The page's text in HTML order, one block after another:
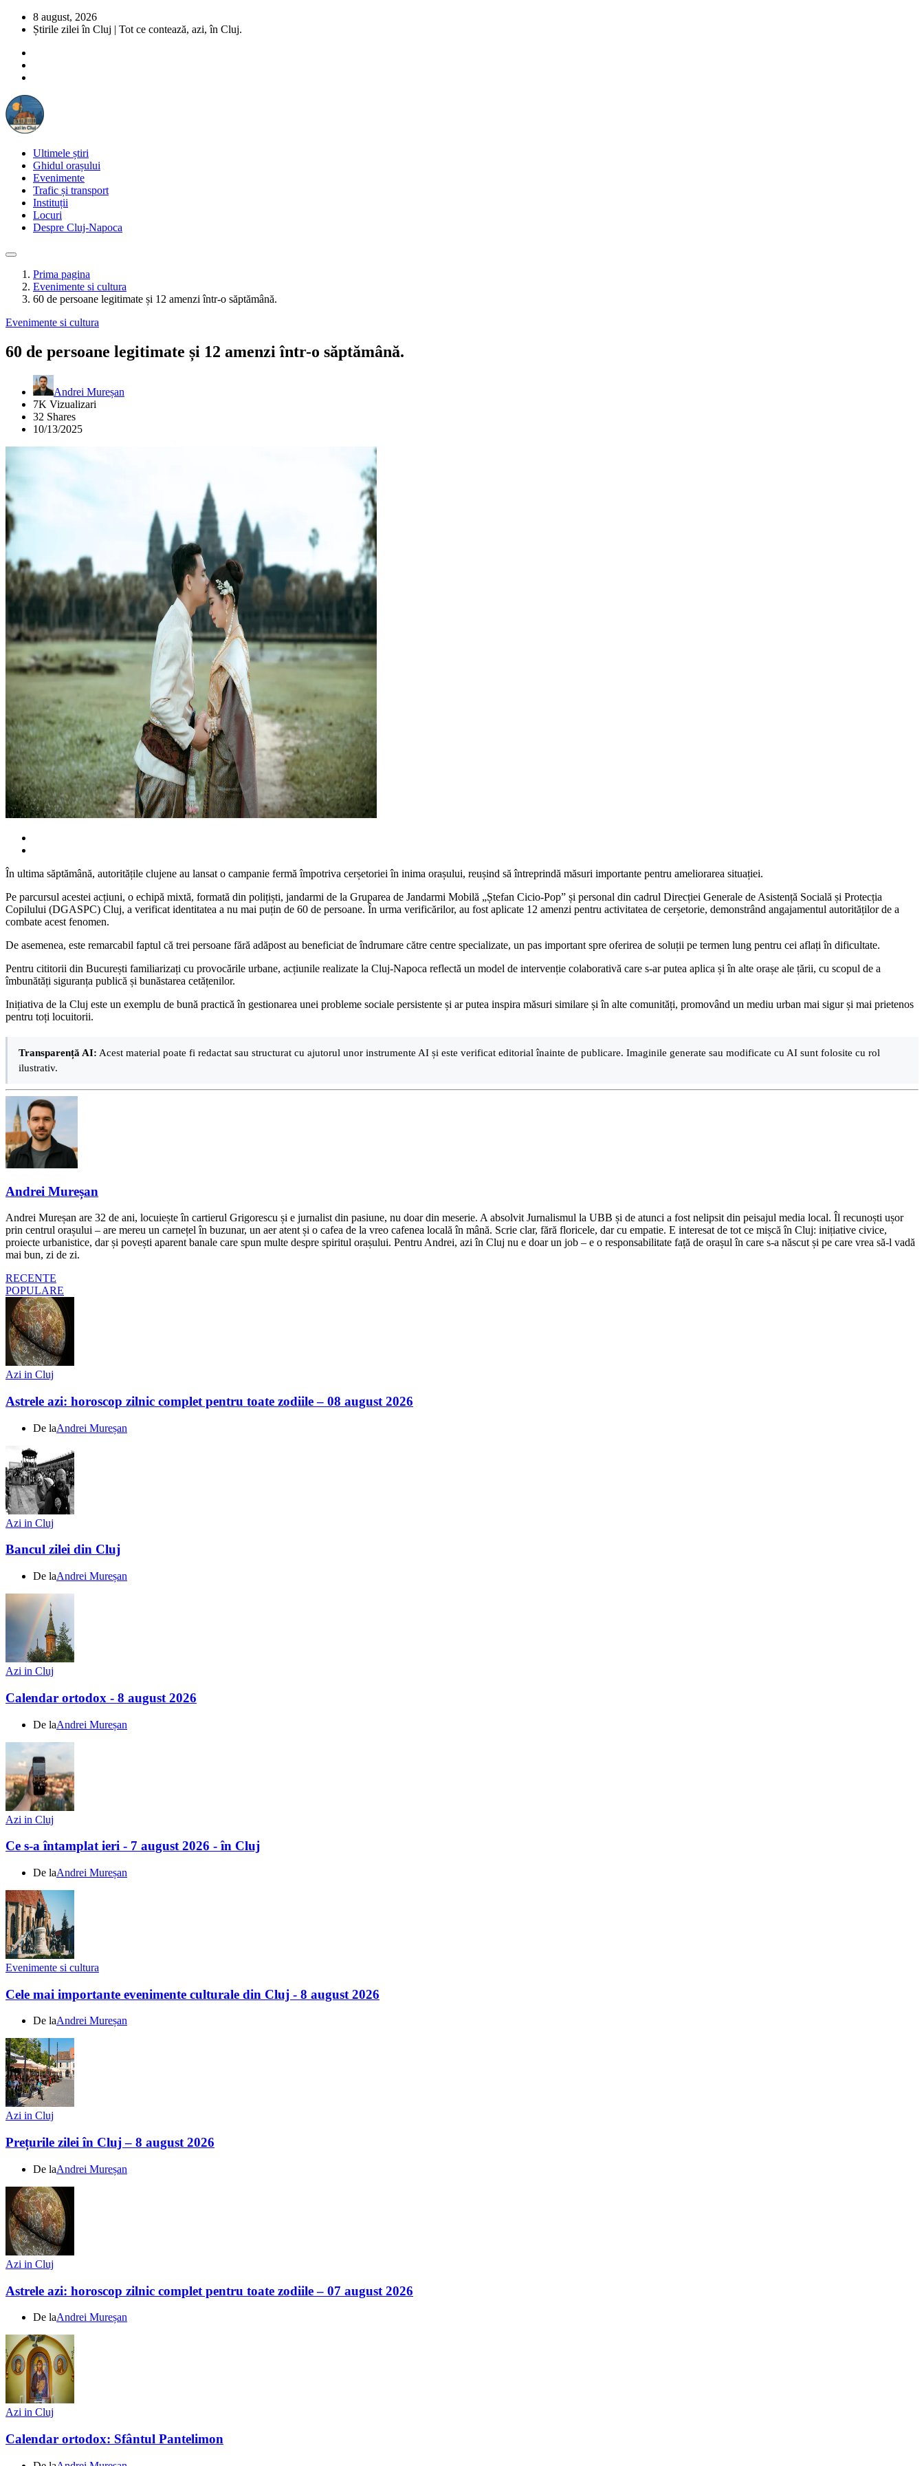
8 august, 2026
Știrile zilei în Cluj | Tot ce contează, azi, în Cluj.
Ultimele știri
Ghidul orașului
Evenimente
Trafic și transport
Instituții
Locuri
Despre Cluj-Napoca
Prima pagina
Evenimente si cultura
60 de persoane legitimate și 12 amenzi într-o săptămână.
Evenimente si cultura
60 de persoane legitimate și 12 amenzi într-o săptămână.
Andrei Mureșan
7K Vizualizari
32 Shares
10/13/2025
În ultima săptămână, autoritățile clujene au lansat o campanie fermă împotriva cerșetoriei în inima orașului, reușind să întreprindă măsuri importante pentru ameliorarea situației.
Pe parcursul acestei acțiuni, o echipă mixtă, formată din polițiști, jandarmi de la Gruparea de Jandarmi Mobilă „Ștefan Cicio-Pop” și personal din cadrul Direcției Generale de Asistență Socială și Protecția
Copilului (DGASPC) Cluj, a verificat identitatea a nu mai puțin de 60 de persoane. În urma verificărilor, au fost aplicate 12 amenzi pentru activitatea de cerșetorie, demonstrând angajamentul autorităților de a
combate acest fenomen.
De asemenea, este remarcabil faptul că trei persoane fără adăpost au beneficiat de îndrumare către centre specializate, un pas important spre oferirea de soluții pe termen lung pentru cei aflați în dificultate.
Pentru cititorii din București familiarizați cu provocările urbane, acțiunile realizate la Cluj-Napoca reflectă un model de intervenție colaborativă care s-ar putea aplica și în alte orașe ale țării, cu scopul de a
îmbunătăți siguranța publică și bunăstarea cetățenilor.
Inițiativa de la Cluj este un exemplu de bună practică în gestionarea unei probleme sociale persistente și ar putea inspira măsuri similare și în alte comunități, promovând un mediu urban mai sigur și mai prietenos
pentru toți locuitorii.
Transparență AI: Acest material poate fi redactat sau structurat cu ajutorul unor instrumente AI și este verificat editorial înainte de publicare. Imaginile generate sau modificate cu AI sunt folosite cu rol
ilustrativ.
Andrei Mureșan
Andrei Mureșan are 32 de ani, locuiește în cartierul Grigorescu și e jurnalist din pasiune, nu doar din meserie. A absolvit Jurnalismul la UBB și de atunci a fost nelipsit din peisajul media local. Îl recunoști ușor
prin centrul orașului – are mereu un carnețel în buzunar, un aer atent și o cafea de la vreo cafenea locală în mână. Scrie clar, fără floricele, dar cu empatie. E interesat de tot ce mișcă în Cluj: inițiative civice,
proiecte urbanistice, dar și povești aparent banale care spun multe despre spiritul orașului. Pentru Andrei, azi în Cluj nu e doar un job – e o responsabilitate față de orașul în care s-a născut și pe care vrea să-l vadă
mai bun, zi de zi.
RECENTE
POPULARE
Azi in Cluj
Astrele azi: horoscop zilnic complet pentru toate zodiile – 08 august 2026
De laAndrei Mureșan
Azi in Cluj
Bancul zilei din Cluj
De laAndrei Mureșan
Azi in Cluj
Calendar ortodox - 8 august 2026
De laAndrei Mureșan
Azi in Cluj
Ce s-a întamplat ieri - 7 august 2026 - în Cluj
De laAndrei Mureșan
Evenimente si cultura
Cele mai importante evenimente culturale din Cluj - 8 august 2026
De laAndrei Mureșan
Azi in Cluj
Prețurile zilei în Cluj – 8 august 2026
De laAndrei Mureșan
Azi in Cluj
Astrele azi: horoscop zilnic complet pentru toate zodiile – 07 august 2026
De laAndrei Mureșan
Azi in Cluj
Calendar ortodox: Sfântul Pantelimon